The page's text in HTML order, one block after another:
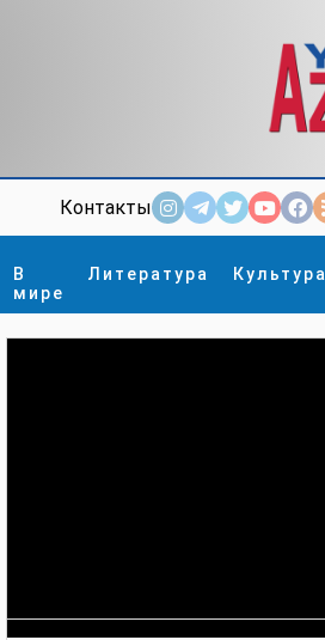
Контакты
В
мире
Литература Культура